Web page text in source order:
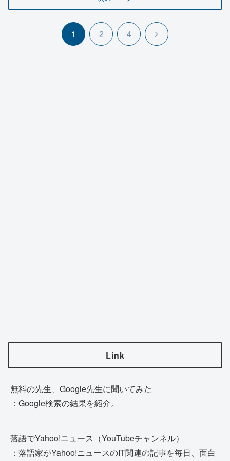
1 2 4
次
Link
無料の先生、Google先生に聞いてみた
：Google検索の結果を紹介。
落語でYahoo!ニュース（YouTubeチャンネル）
：落語家がYahoo!ニュースのIT関連の記事を毎日、面白